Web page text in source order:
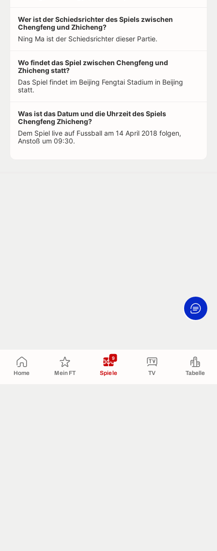
Home Mein FT Spiele
9
TV Tabelle
Wer ist der Schiedsrichter des Spiels zwischen
Chengfeng und Zhicheng?
Ning Ma ist der Schiedsrichter dieser Partie.
Wo findet das Spiel zwischen Chengfeng und
Zhicheng statt?
Das Spiel findet im Beijing Fengtai Stadium in Beijing
statt.
Was ist das Datum und die Uhrzeit des Spiels
Chengfeng Zhicheng?
Dem Spiel live auf Fussball am 14 April 2018 folgen,
Anstoß um 09:30.